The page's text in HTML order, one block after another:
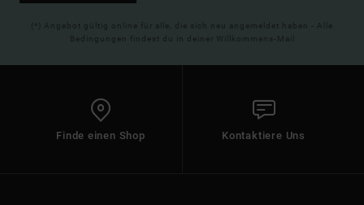
(*) Angebot gültig online für alle, die sich neu angemeldet haben - Alle
Bedingungen findest du in deiner Willkommens-Mail
Finde einen Shop Kontaktiere Uns